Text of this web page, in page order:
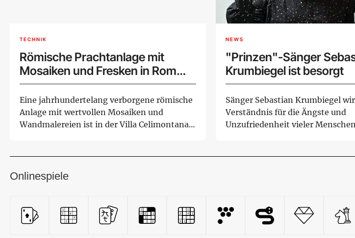
TECHNIK
Römische Prachtanlage mit
Mosaiken und Fresken in Rom
entdeckt
Eine jahrhundertelang verborgene römische
Anlage mit wertvollen Mosaiken und
Wandmalereien ist in der Villa Celimontana
NEWS
"Prinzen"-Sänger
Krumbiegel ist besorgt
Sänger Sebastian Krumbiegel
Verständnis für die Ängste und
Unzufriedenheit vieler
Onlinespiele